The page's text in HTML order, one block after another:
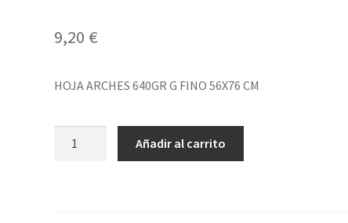
9,20 €
HOJA ARCHES 640GR G FINO 56X76 CM
Añadir al carrito